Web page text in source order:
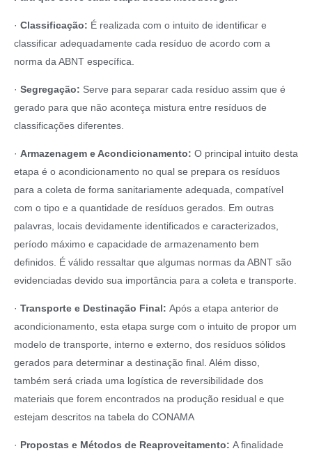
· Classificação: É realizada com o intuito de identificar e
classificar adequadamente cada resíduo de acordo com a
norma da ABNT específica.
· Segregação: Serve para separar cada resíduo assim que é
gerado para que não aconteça mistura entre resíduos de
classificações diferentes.
· Armazenagem e Acondicionamento: O principal intuito desta
etapa é o acondicionamento no qual se prepara os resíduos
para a coleta de forma sanitariamente adequada, compatível
com o tipo e a quantidade de resíduos gerados. Em outras
palavras, locais devidamente identificados e caracterizados,
período máximo e capacidade de armazenamento bem
definidos. É válido ressaltar que algumas normas da ABNT são
evidenciadas devido sua importância para a coleta e transporte.
· Transporte e Destinação Final: Após a etapa anterior de
acondicionamento, esta etapa surge com o intuito de propor um
modelo de transporte, interno e externo, dos resíduos sólidos
gerados para determinar a destinação final. Além disso,
também será criada uma logística de reversibilidade dos
materiais que forem encontrados na produção residual e que
estejam descritos na tabela do CONAMA
· Propostas e Métodos de Reaproveitamento: A finalidade